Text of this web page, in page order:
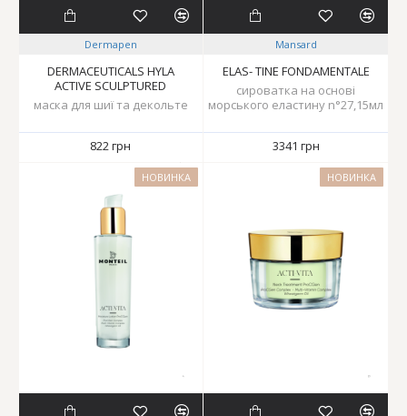
Dermapen
DERMACEUTICALS HYLA
ACTIVE SCULPTURED
маска для шиї та декольте
822 грн
Mansard
ELAS- TINE FONDAMENTALE
сироватка на основі
морського еластину n°27,15мл
3341 грн
НОВИНКА НОВИНКА